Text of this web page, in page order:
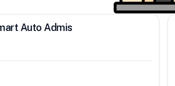
Auto Admis